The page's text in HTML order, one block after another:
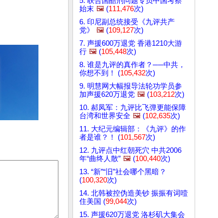
始末 🖼️ (111,476次)
6. 印尼副总统接受《九评共产
党》
🖼️ (109,127次)
7. 声援600万退党 香港1210大游
行 🖼️ (105,448次)
8. 谁是九评的真作者？──中共，
你想不到！ (105,432次)
9. 明慧网大幅报导法轮功学员参
加声援620万退党 🖼️ (103,212次)
10. 郝凤军：九评比飞弹更能保障
台湾和世界安全 🖼️ (102,635次)
11. 大纪元编辑部：《九评》的作
者是谁？！ (101,567次)
12. 九评点中红朝死穴 中共2006
年“曲终人散” 🖼️ (100,440次)
13. “新”“旧”社会哪个黑暗？
(100,320次)
14. 北韩被控伪造美钞 振振有词噎
住美国 (99,044次)
15. 声援620万退党 洛杉矶大集会